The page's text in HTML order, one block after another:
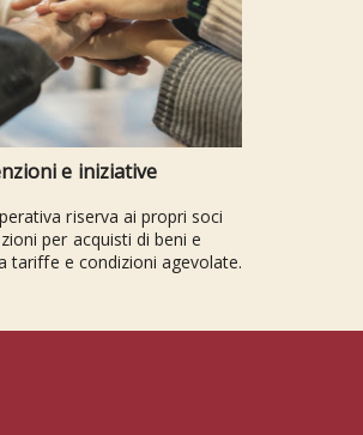
e iniziative
riserva ai propri soci
per acquisti di beni e
tariffe e condizioni agevolate.